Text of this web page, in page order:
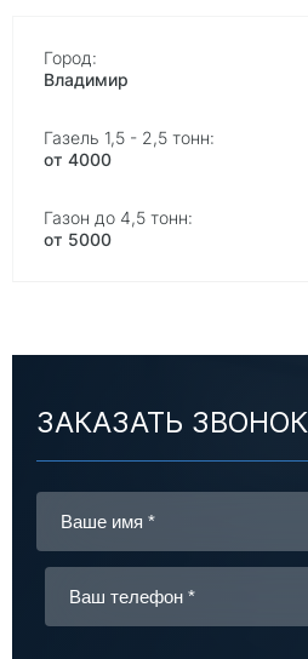
Владимир
от 4000
от 5000
ЗАКАЗАТЬ ЗВОНОК